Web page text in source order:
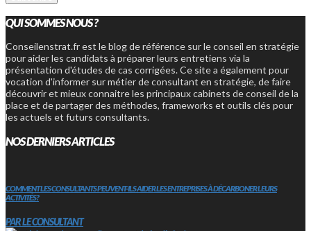
QUI SOMMES NOUS ?
Conseilenstrat.fr est le blog de référence sur le conseil en stratégie
pour aider les candidats à préparer leurs entretiens via la
présentation d'études de cas corrigées. Ce site a également pour
vocation d'informer sur métier de consultant en stratégie, de faire
découvrir et mieux connaitre les principaux cabinets de conseil de la
place et de partager des méthodes, frameworks et outils clés pour
les actuels et futurs consultants.
NOS DERNIERS ARTICLES
COMMENT LES CONSULTANTS PEUVENT-ILS AIDER LES ENTREPRISES À DÉCARBONER LEURS
ACTIVITÉS?
PAR LE CONSULTANT